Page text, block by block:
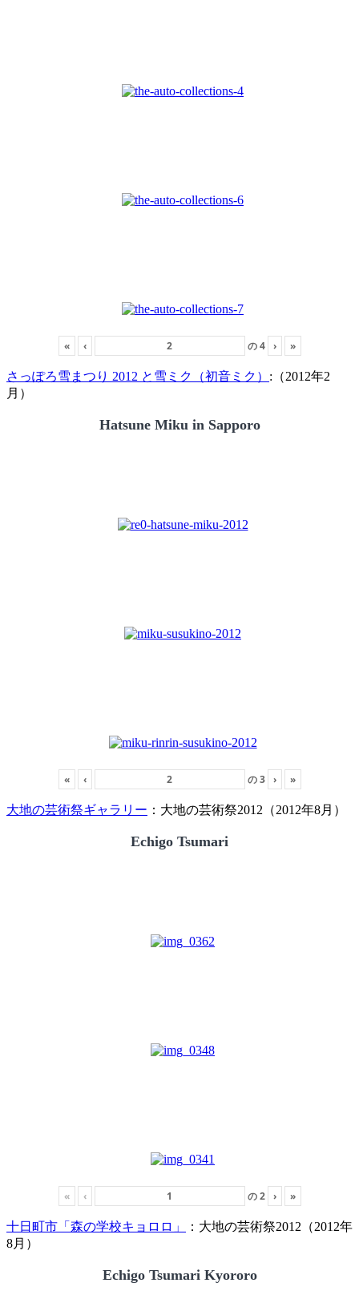
« ‹ の4 › »
さっぽろ雪まつり 2012 と雪ミク（初音ミク） :（2012年2
月）
Hatsune Miku in Sapporo
« ‹ の3 › »
大地の芸術祭ギャラリー ：大地の芸術祭2012（2012年8月）
Echigo Tsumari
« ‹ の2 › »
十日町市「森の学校キョロロ」
：大地の芸術祭2012（2012年
8月）
Echigo Tsumari Kyororo